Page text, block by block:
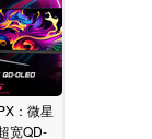
：微星
宽QD-